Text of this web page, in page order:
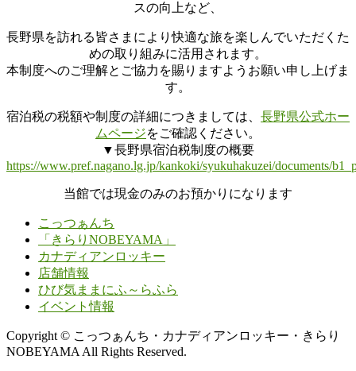
スの向上など、
長野県を訪れる皆さまにより快適な旅を楽しんでいただくた
めの取り組みに活用されます。
本制度へのご理解とご協力を賜りますようお願い申し上げま
す。
宿泊税の税額や制度の詳細につきましては、 長野県公式ホー
ムページをご確認ください。
▼長野県宿泊税制度の概要
https://www.pref.nagano.lg.jp/kankoki/syukuhakuzei/documents/
当館では現金のみのお預かりになります
こっつぁんち
「きらりNOBEYAMA」
カナディアンロッキー
店舗情報
ひび気ままにふ～らふら
イベント情報
Copyright © こっつぁんち・カナディアンロッキー・きらり
NOBEYAMA All Rights Reserved.